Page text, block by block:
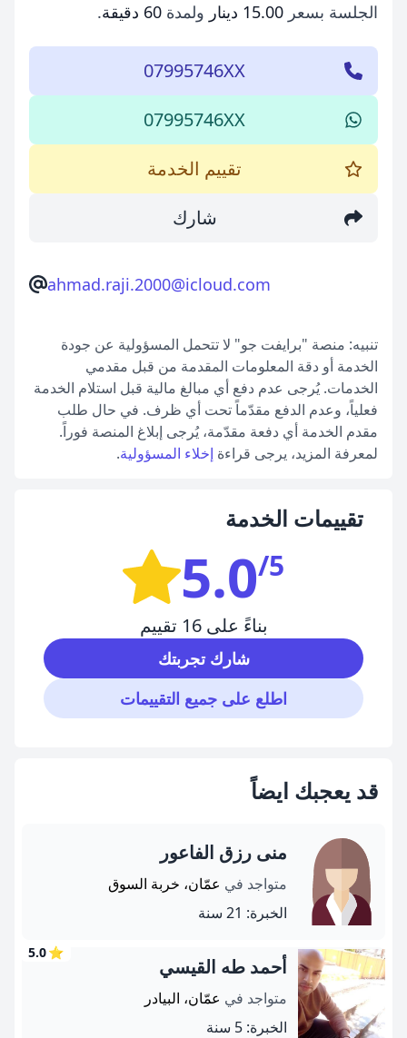
الجلسة بسعر 15.00 دينار ولمدة 60 دقيقة .
07995746XX
07995746XX
تقييم الخدمة
شارك
ahmad.raji.2000@icloud.com
تنبيه: منصة "برايفت جو" لا تتحمل المسؤولية عن جودة
الخدمة أو دقة المعلومات المقدمة من قبل مقدمي
الخدمات. يُرجى عدم دفع أي مبالغ مالية قبل استلام الخدمة
فعلياً، وعدم الدفع مقدّماً تحت أي ظرف. في حال طلب
مقدم الخدمة أي دفعة مقدّمة، يُرجى إبلاغ المنصة فوراً.
لمعرفة المزيد، يرجى قراءة إخلاء المسؤولية.
تقييمات الخدمة
5.0/5
بناءً على 16 تقييم
شارك تجربتك
اطلع على جميع التقييمات
قد يعجبك ايضاً
منى رزق الفاعور
متواجد في عمّان، خربة السوق
الخبرة: 21 سنة
⭐
5.0
أحمد طه القيسي
متواجد في عمّان، البيادر
الخبرة: 5 سنة